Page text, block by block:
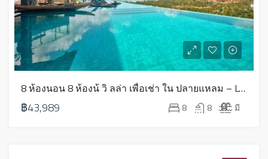
8 ห้องนอน 8 ห้องน้ วิ ลล่า เพื่อเช่า ใน ปลายแหลม – LV0176
฿43,989 8 8 มี